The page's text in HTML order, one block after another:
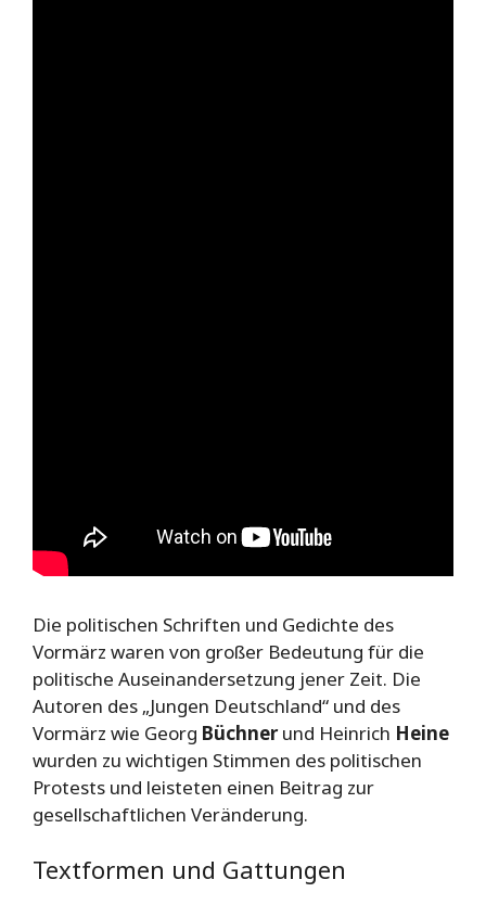
Die politischen Schriften und Gedichte des
Vormärz waren von großer Bedeutung für die
politische Auseinandersetzung jener Zeit. Die
Autoren des „Jungen Deutschland“ und des
Vormärz wie Georg Büchnerund Heinrich Heine
wurden zu wichtigen Stimmen des politischen
Protests und leisteten einen Beitrag zur
gesellschaftlichen Veränderung.
Textformen und Gattungen